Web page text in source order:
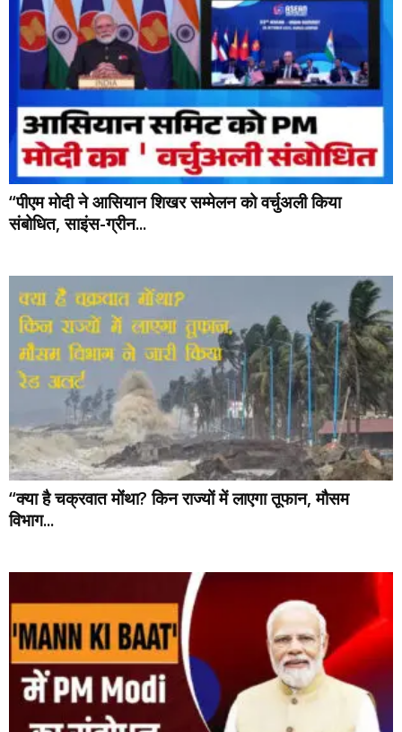
“पीएम मोदी ने आसियान शिखर सम्मेलन को वर्चुअली किया
संबोधित, साइंस-ग्रीन...
“क्या है चक्रवात मोंंथा? किन राज्यों में लाएगा तूफान, मौसम
विभाग...